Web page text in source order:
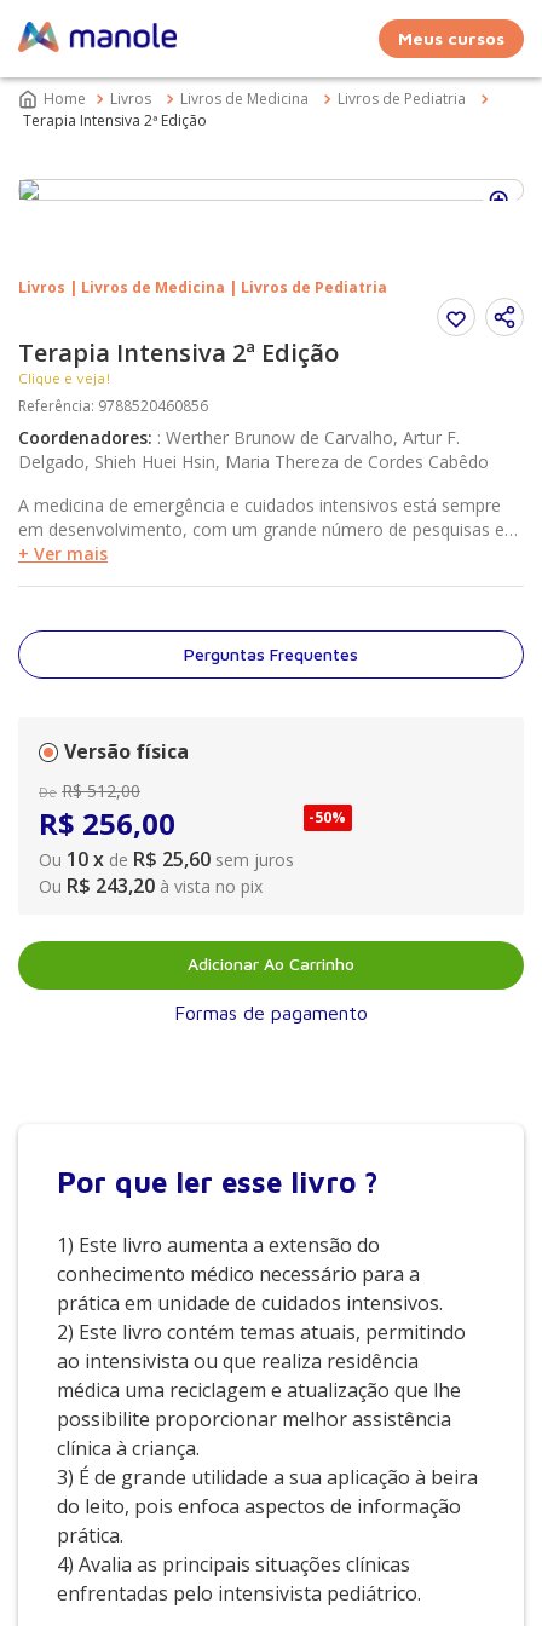
Meus cursos
Livros Livros de Medicina
Livros de Pediatria
Terapia Intensiva 2ª Edição
Livros | Livros de Medicina | Livros de Pediatria
Terapia Intensiva 2ª Edição
Clique e veja!
Referência: 9788520460856
Coordenadores: : Werther Brunow de Carvalho, Artur F.
Delgado, Shieh Huei Hsin, Maria Thereza de Cordes Cabêdo
A medicina de emergência e cuidados intensivos está sempre
em desenvolvimento, com um grande número de pesquisas e
impacto clínico importante, que alteram o manejo da criança
momento, uma maturidade, com sociedades atuantes,
especialistas reconhecidos e uma atuação cada vez maior em
todo o país.
+ Ver mais
Perguntas Frequentes
Versão física
De R$ 512,00
R$ 256,00
Ou 10x de R$ 25,60 sem juros
-50%
Ou R$ 243,20 à vista no pix
Adicionar Ao Carrinho
Formas de pagamento
Por que ler esse livro ?
1) Este livro aumenta a extensão do
conhecimento médico necessário para a
prática em unidade de cuidados intensivos.
2) Este livro contém temas atuais, permitindo
ao intensivista ou que realiza residência
médica uma reciclagem e atualização que lhe
possibilite proporcionar melhor assistência
clínica à criança.
3) É de grande utilidade a sua aplicação à beira
do leito, pois enfoca aspectos de informação
prática.
4) Avalia as principais situações clínicas
enfrentadas pelo intensivista pediátrico.